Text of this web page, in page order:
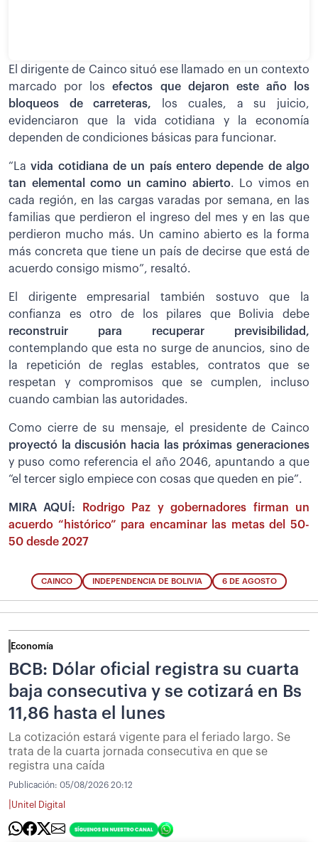
El dirigente de Cainco situó ese llamado en un contexto
marcado por losefectos que dejaron este año los
bloqueos de carreteras, los cuales, a su juicio,
evidenciaron que la vida cotidiana y la economía
dependen de condiciones básicas para funcionar.
“La vida cotidiana de un país entero depende de algo
tan elemental como un camino abierto. Lo vimos en
cada región, en las cargas varadas por semana, en las
familias que perdieron el ingreso del mes y en las que
perdieron mucho más. Un camino abierto es la forma
más concreta que tiene un país de decirse que está de
acuerdo consigo mismo”, resaltó.
El dirigente empresarial también sostuvo que la
confianza es otro de los pilares que Bolivia debe
reconstruir para recuperar previsibilidad,
contemplando que esta no surge de anuncios, sino de
la repetición de reglas estables, contratos que se
respetan y compromisos que se cumplen, incluso
cuando cambian las autoridades.
Como cierre de su mensaje, el presidente de Cainco
proyectó la discusión hacia las próximas generaciones
y puso como referencia el año 2046, apuntando a que
“el tercer siglo empiece con cosas que queden en pie”.
MIRA AQUÍ:
Rodrigo Paz y gobernadores firman un
acuerdo “histórico” para encaminar las metas del 50-
50 desde 2027
CAINCO INDEPENDENCIA DE BOLIVIA 6 DE AGOSTO
Economía
BCB: Dólar oficial registra su cuarta
baja consecutiva y se cotizará en Bs
11,86 hasta el lunes
La cotización estará vigente para el feriado largo. Se
trata de la cuarta jornada consecutiva en que se
registra una caída
Publicación: 05/08/2026 20:12
Unitel Digital